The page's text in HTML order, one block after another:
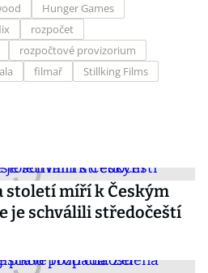
Hunger Games
rozpočet
rozpočtové provizorium
filmař
Stillking Films
století míří k Českým
je schválili středočeští